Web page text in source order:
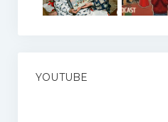
YOUTUBE